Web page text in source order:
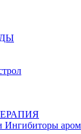
Ингибиторы